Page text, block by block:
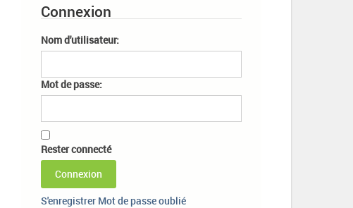
Connexion
Nom d'utilisateur:
Mot de passe:
Rester connecté
Connexion
S'enregistrer Mot de passe oublié